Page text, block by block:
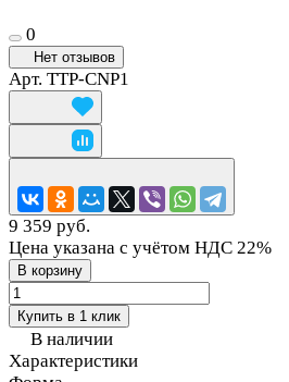
0
Нет отзывов
Арт. TTP-CNP1
9 359 руб.
Цена указана с учётом НДС 22%
В корзину
Купить в 1 клик
В наличии
Характеристики